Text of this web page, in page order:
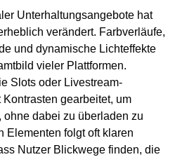
Unterhaltungsangebote hat
verändert. Farbverläufe,
und dynamische Lichteffekte
vieler Plattformen.
Slots oder Livestream-
gearbeitet, um
dabei zu überladen zu
Elementen folgt oft klaren
Nutzer Blickwege finden, die